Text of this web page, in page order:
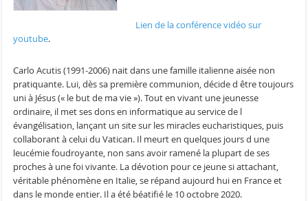
Lien de la conférence vidéo sur
youtube.
Carlo Acutis (1991-2006) nait dans une famille italienne aisée non
pratiquante. Lui, dès sa première communion, décide d être toujours
uni à Jésus (« le but de ma vie »). Tout en vivant une jeunesse
ordinaire, il met ses dons en informatique au service de l
évangélisation, lançant un site sur les miracles eucharistiques, puis
collaborant à celui du Vatican. Il meurt en quelques jours d une
leucémie foudroyante, non sans avoir ramené la plupart de ses
proches à une foi vivante. La dévotion pour ce jeune si attachant,
véritable phénomène en Italie, se répand aujourd hui en France et
dans le monde entier. Il a été béatifié le 10 octobre 2020.